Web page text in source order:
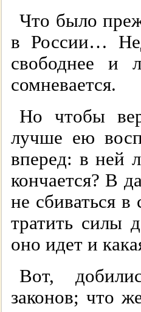
Что было
в России…
свободнее и
сомневается.
Но чтобы
лучше ею
вперед: в ней
кончается? В
не сбиваться
тратить силы
оно идет и
Вот,
законов; что